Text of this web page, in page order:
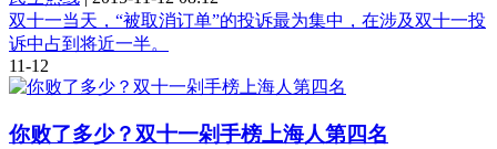
双十一当天，“被取消订单”的投诉最为集中，在涉及双十一投
诉中占到将近一半。
11-12
你败了多少？双十一剁手榜上海人第四名